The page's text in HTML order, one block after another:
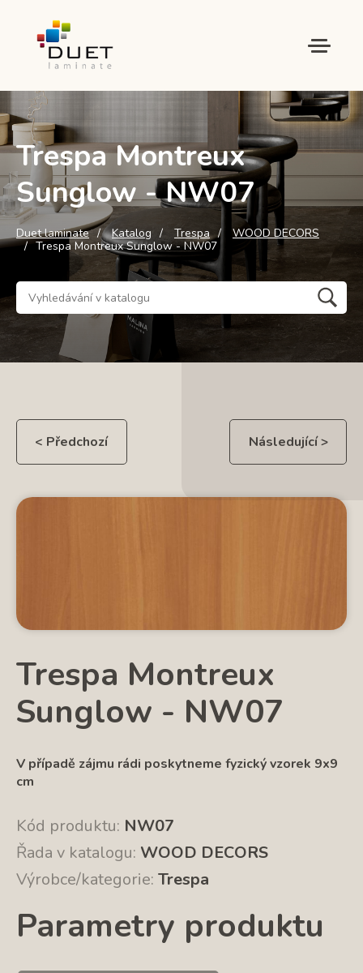
Trespa Montreux
Sunglow - NW07
Duet laminate Katalog Trespa
WOOD DECORS
Trespa Montreux Sunglow - NW07
< Předchozí Následující >
Trespa Montreux
Sunglow - NW07
V případě zájmu rádi poskytneme fyzický vzorek 9x9
cm
Kód produktu: NW07
Řada v katalogu: WOOD DECORS
Výrobce/kategorie: Trespa
Parametry produktu